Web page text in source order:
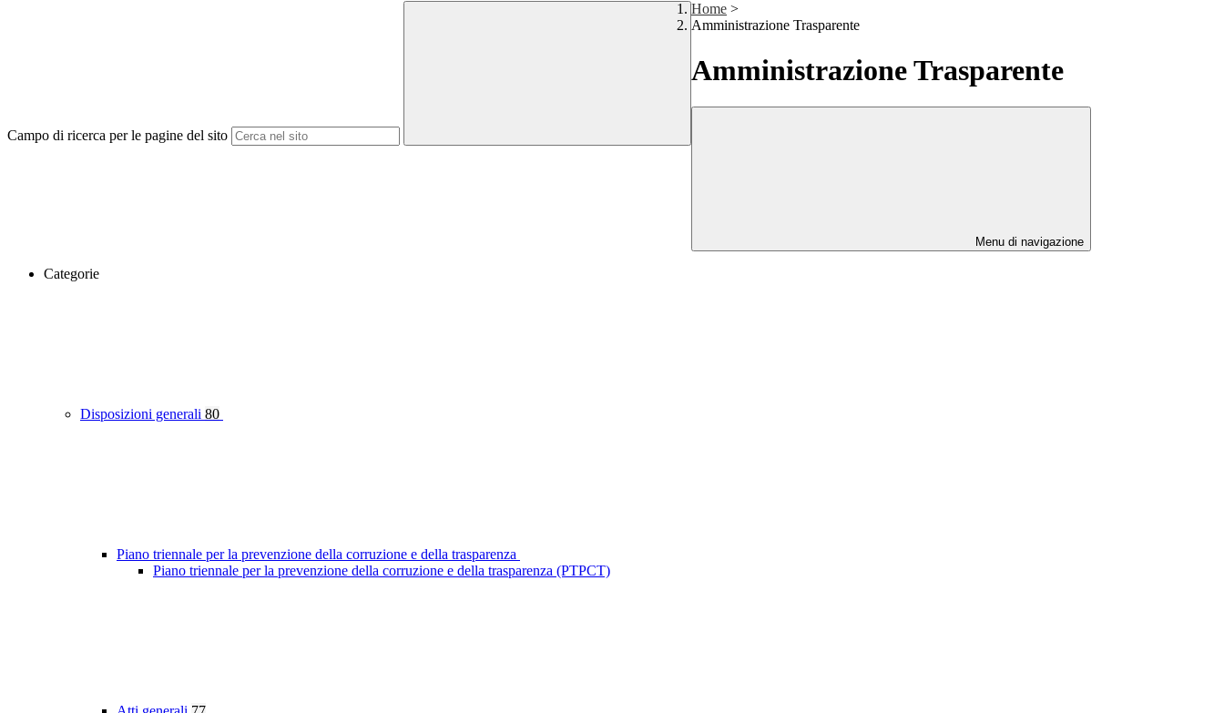
Campo di ricerca per le pagine del sito
Home >
Amministrazione Trasparente
Amministrazione Trasparente
Menu di navigazione
Categorie
Disposizioni generali 80
Piano triennale per la prevenzione della corruzione e della trasparenza
Piano triennale per la prevenzione della corruzione e della trasparenza (PTPCT)